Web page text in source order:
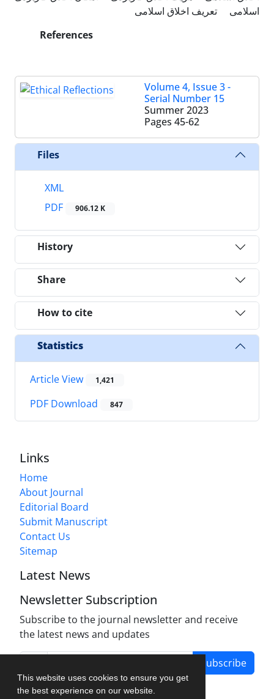
This website uses cookies to ensure you get
the best experience on our website.
اسلامی
تعریف اخلاق اسلامی
References
Volume 4, Issue 3 -
Serial Number 15
Summer 2023
Pages 45-62
Files
XML
PDF
906.12 K
History
Share
How to cite
Statistics
Article View 1,421
PDF Download 847
Links
Home
About Journal
Editorial Board
Submit Manuscript
Contact Us
Sitemap
Latest News
Newsletter Subscription
Subscribe to the journal newsletter and receive
the latest news and updates
Subscribe